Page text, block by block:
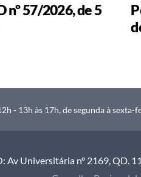
57/2026, de 5
- 13h às 17h, de segunda à sexta-
Av Universitária nº 2169, QD.